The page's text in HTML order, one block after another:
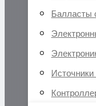
Балласты
Источники